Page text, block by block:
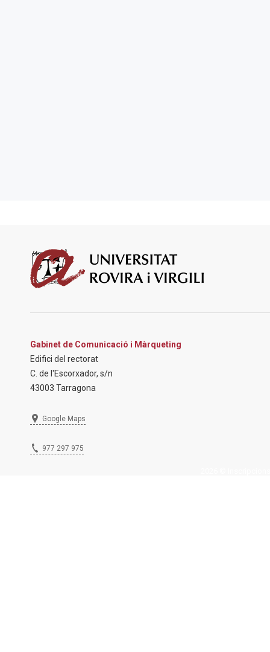
Gabinet de Comunicació i Màrqueting
Edifici del rectorat
C. de l'Escorxador, s/n
43003 Tarragona
Google Maps
977 297 975